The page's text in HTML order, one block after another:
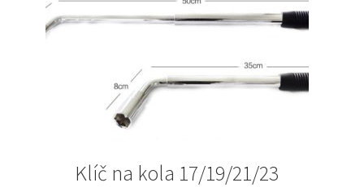
Klíč na kola 17/19/21/23